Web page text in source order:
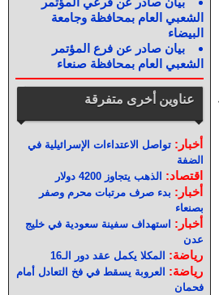
الشعبي العام بمحافظة وجامعة
البيضاء
بيان صادر عن فرع المؤتمر
الشعبي العام بمحافظة صنعاء
عناوين أخرى متفرقة
أخبار:تواصل الاعتداءات الإسرائيلية في
الضفة
اقتصاد: الذهب يتجاوز 4200 دولار
أخبار: بدء صرف مرتبات محرم وصفر
بصنعاء
أخبار: استهداف سفينة سعودية في خليج
عدن
رياضة: المكلا يكمل عقد دور الـ16
رياضة: العروبة يسقط في فخ التعادل أمام
فحمان